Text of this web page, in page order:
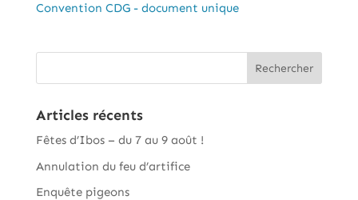
Convention CDG - document unique
Articles récents
Fêtes d’Ibos – du 7 au 9 août !
Annulation du feu d’artifice
Enquête pigeons